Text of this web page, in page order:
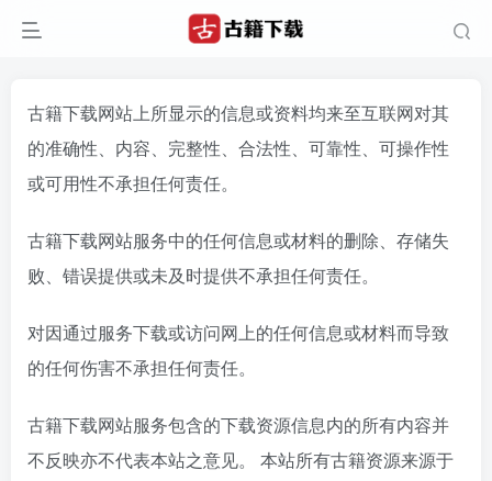
古籍下载网站上所显示的信息或资料均来至互联网对其
的准确性、内容、完整性、合法性、可靠性、可操作性
或可用性不承担任何责任。
古籍下载网站服务中的任何信息或材料的删除、存储失
败、错误提供或未及时提供不承担任何责任。
对因通过服务下载或访问网上的任何信息或材料而导致
的任何伤害不承担任何责任。
古籍下载网站服务包含的下载资源信息内的所有内容并
不反映亦不代表本站之意见。 本站所有古籍资源来源于